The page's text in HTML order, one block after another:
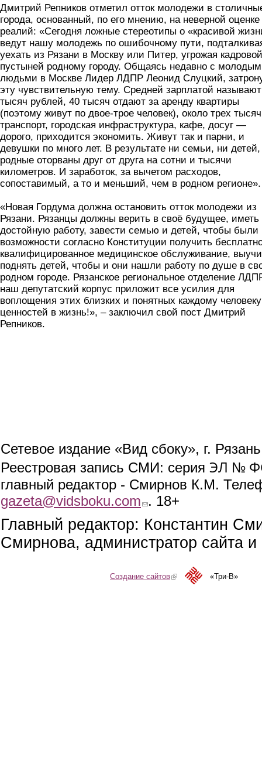
Дмитрий Репников отметил отток молодежи в
города, основанный, по его мнению, на неверной оценке
реалий: «Сегодня ложные стереотипы о «красивой
ведут нашу молодежь по ошибочному пути,
уехать из Рязани в Москву или Питер, угрожая кадровой
пустыней родному городу. Общаясь недавно с
людьми в Москве Лидер ЛДПР Леонид Слуцкий,
эту чувствительную тему. Средней зарплатой
тысяч рублей, 40 тысяч отдают за аренду квартиры
(поэтому живут по двое-трое человек), около трех
транспорт, городская инфраструктура, кафе, досуг —
дорого, приходится экономить. Живут так и парни, и
девушки по много лет. В результате ни семьи, ни детей,
родные оторваны друг от друга на сотни и тысячи
километров. И заработок, за вычетом расходов,
сопоставимый, а то и меньший, чем в родном регионе».
«Новая Гордума должна остановить отток молодежи из
Рязани. Рязанцы должны верить в своё будущее, иметь
достойную работу, завести семью и детей, чтобы были
возможности согласно Конституции получить
квалифицированное медицинское обслуживание,
поднять детей, чтобы и они нашли работу по душе в
родном городе. Рязанское региональное отделение
наш депутатский корпус приложит все усилия для
воплощения этих близких и понятных каждому человеку
ценностей в жизнь!», – заключил свой пост Дмитрий
Репников.
Сетевое издание «Вид сбоку», г.
Реестровая запись СМИ: серия ЭЛ №
главный редактор - Смирнов К.М.
gazeta@vidsboku.com (link sends e-mail)
. 18+
Главный редактор: Константин
Смирнова, администратор сайта
Создание сайтов(link is external)«Три-В»